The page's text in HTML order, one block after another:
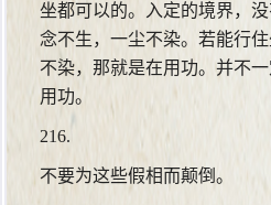
坐都可以的。入定的境界，
念不生，一尘不染。若能行
不染，那就是在用功。并不
用功。
216.
不要为这些假相而颠倒。